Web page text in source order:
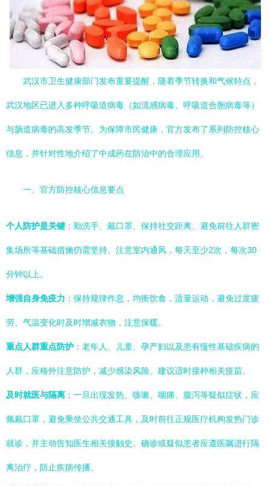
武汉市卫生健康部门发布重要提醒，随着季节转换和气候特点，
武汉地区已进入多种呼吸道病毒（如流感病毒、呼吸道合胞病毒等）
与肠道病毒的高发季节。为保障市民健康，官方发布了系列防控核心
信息，并针对性地介绍了中成药在防治中的合理应用。
一、官方防控核心信息要点
个人防护是关键 ：勤洗手、戴口罩、保持社交距离、避免前往人群密
集场所等基础措施仍需坚持。注意室内通风，每天至少2次，每次30
分钟以上。
增强自身免疫力 ：保持规律作息，均衡饮食，适量运动，避免过度疲
劳。气温变化时及时增减衣物，注意保暖。
重点人群重点防护 ：老年人、儿童、孕产妇以及患有慢性基础疾病的
人群，应格外注意防护，减少感染风险。建议适时接种相关疫苗。
及时就医与隔离 ：一旦出现发热、咳嗽、咽痛、腹泻等疑似症状，应
佩戴口罩，避免乘坐公共交通工具，及时前往正规医疗机构发热门诊
就诊，并主动告知医生相关接触史。确诊或疑似患者应遵医嘱进行隔
离治疗，防止疾病传播。